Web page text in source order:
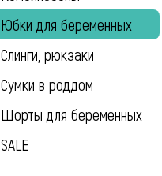
Юбки для беременных
Слинги, рюкзаки
Сумки в роддом
Шорты для беременных
SALE